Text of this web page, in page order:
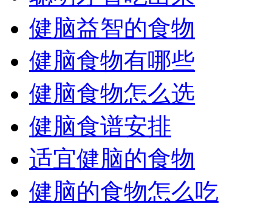
健脑益智的食物
健脑食物有哪些
健脑食物怎么选
健脑食谱安排
适宜健脑的食物
健脑的食物怎么吃